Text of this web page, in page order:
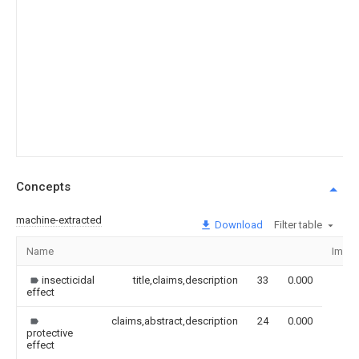
Concepts
machine-extracted Download Filter table
Name
insecticidal
effect
title,claims,description 33 0.000
protective
effect
claims,abstract,description 24 0.000